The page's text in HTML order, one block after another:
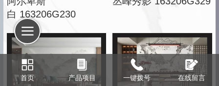
白 163206G230
首页 产品项目 一键拨号 在线留言